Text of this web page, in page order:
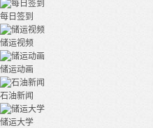
每日签到
储运视频
储运动画
石油新闻
储运大学